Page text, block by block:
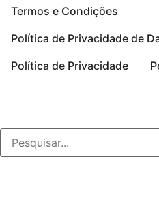
Termos e Condições
Política de Privacidade de
Política de Privacidade